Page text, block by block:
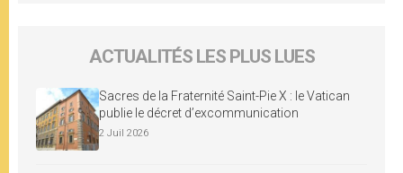
ACTUALITÉS LES PLUS LUES
Sacres de la Fraternité Saint-Pie X : le Vatican
publie le décret d’excommunication
2 Juil 2026